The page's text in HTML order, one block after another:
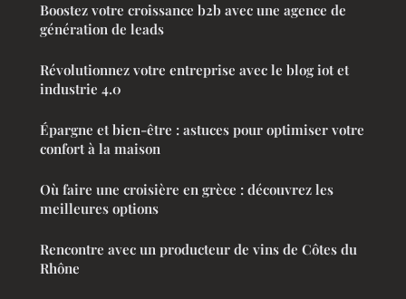
Boostez votre croissance b2b avec une agence de
génération de leads
Révolutionnez votre entreprise avec le blog iot et
industrie 4.0
Épargne et bien-être : astuces pour optimiser votre
confort à la maison
Où faire une croisière en grèce : découvrez les
meilleures options
Rencontre avec un producteur de vins de Côtes du
Rhône